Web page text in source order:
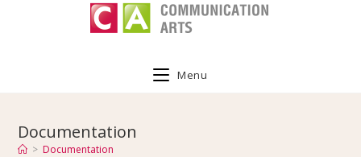
Menu
Documentation
> Documentation